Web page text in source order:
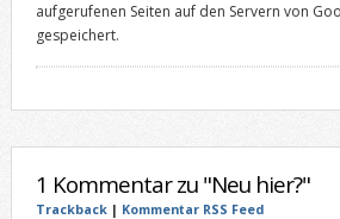
aufgerufenen Seiten auf den Servern von
gespeichert.
1 Kommentar zu "Neu hier?"
Trackback| Kommentar RSS Feed